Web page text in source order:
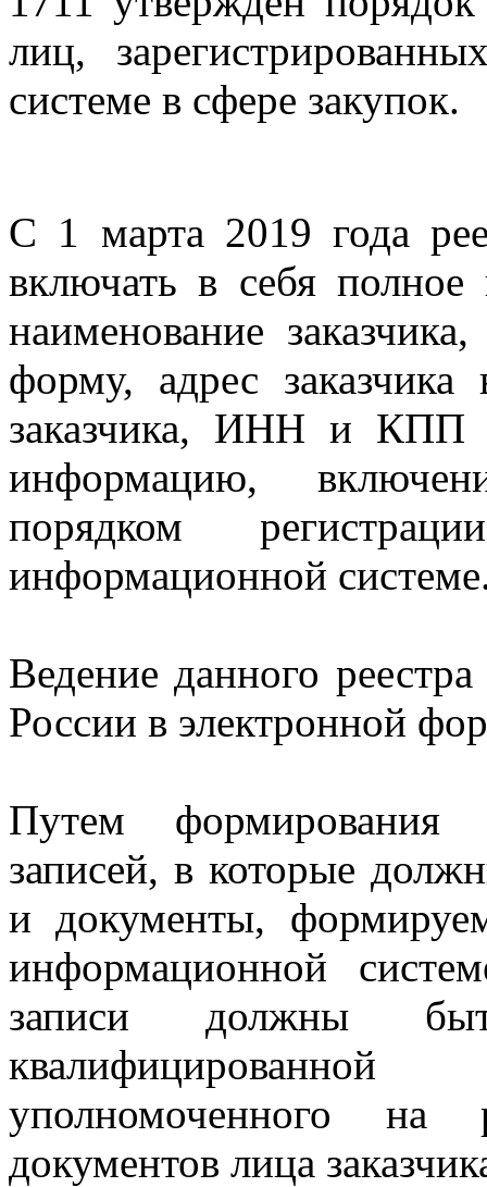
лиц,
системе в сфере закупок.
С 1 марта 2019 года
включать в себя
наименование
форму, адрес
заказчика, ИНН и КПП
информацию,
порядком
информационной
Ведение данного
России в электронной
Путем формирования
записей, в которые
и документы,
информационной
записи должны
уполномоченного на
документов лица